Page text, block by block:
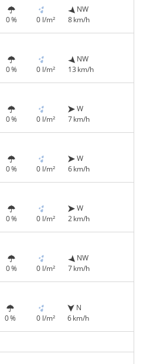
0 % 0 l/m²
NW
8 km/h
0 % 0 l/m²
NW
13 km/h
0 % 0 l/m²
W
7 km/h
0 % 0 l/m²
W
6 km/h
0 % 0 l/m²
W
2 km/h
0 % 0 l/m²
NW
7 km/h
0 % 0 l/m²
N
6 km/h